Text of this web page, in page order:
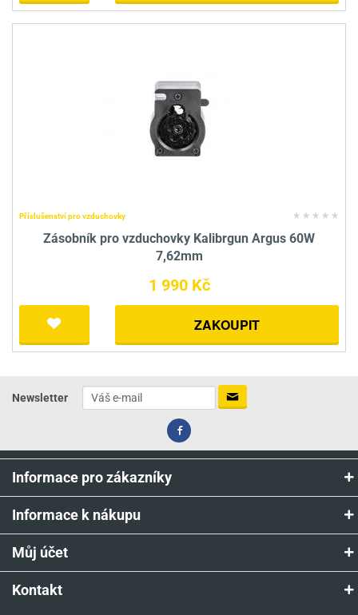
Příslušenství pro vzduchovky
Zásobník pro vzduchovky Kalibrgun Argus 60W
7,62mm
1 990 Kč
ZAKOUPIT
Newsletter
Informace pro zákazníky
Informace k nákupu
Můj účet
Kontakt